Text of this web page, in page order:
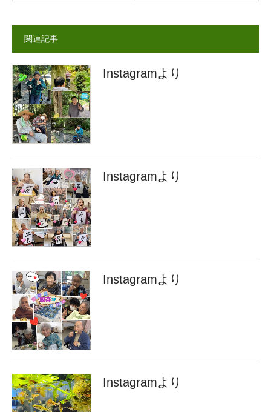
関連記事
Instagramより
Instagramより
Instagramより
Instagramより